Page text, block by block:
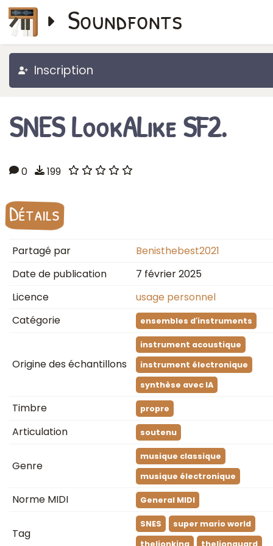
Soundfonts
Inscription
SNES LookALike SF2.
0 199
Détails
Partagé par
Benisthebest2021
Date de publication
7 février 2025
Licence
usage personnel
Catégorie
ensembles d′instruments
Origine des échantillons
instrument acoustique
instrument électronique
synthèse avec IA
Timbre propre
Articulation soutenu
Genre
musique classique
musique électronique
Norme MIDI General MIDI
Tag
SNES
super mario world
thelionking
thelionguard